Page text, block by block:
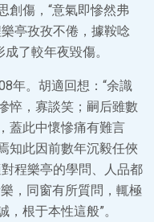
創傷，“意氣即慘然弗
亭孜孜不倦，據鞍唸
了較年夜毀傷。
年。胡適回想：“余識
悴，寡談笑；嗣后雖數
蓋此中懷慘痛有難言
知此因前數年沉毅任俠
程樂亭的學問、人品都
，同窗有所質問，輒極
根于本性這般”。